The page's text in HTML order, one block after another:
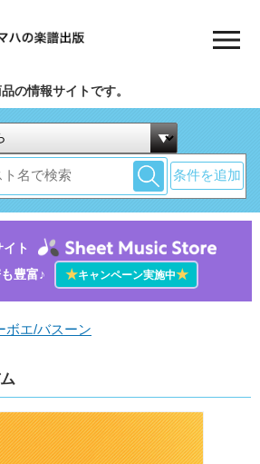
の情報サイトです。
条件を追加
ト
豊富♪
★キャンペーン実施中★
ボエ/バスーン